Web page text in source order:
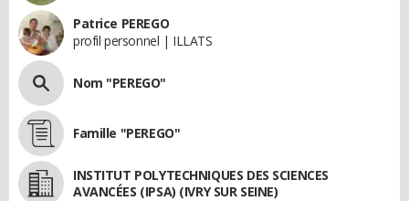
Patrice PEREGO
profil personnel | ILLATS
Nom "PEREGO"
Famille "PEREGO"
INSTITUT POLYTECHNIQUES DES SCIENCES
AVANCÉES (IPSA) (IVRY SUR SEINE)